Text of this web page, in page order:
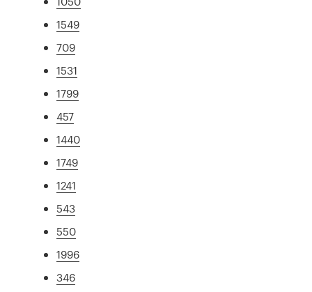
1549
709
1531
1799
457
1440
1749
1241
543
550
1996
346